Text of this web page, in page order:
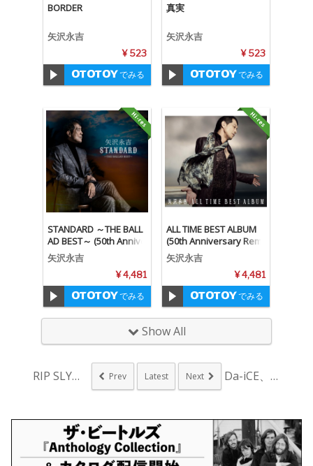
BORDER
矢沢永吉
¥ 523
でみる
真実
矢沢永吉
¥ 523
でみる
STANDARD ～THE BALL
AD BEST～ (50th Annive
rsary Remastered)
矢沢永吉
¥ 4,481
でみる
ALL TIME BEST ALBUM
(50th Anniversary Rem
astered)
矢沢永吉
¥ 4,481
でみる
Show All
RIP SLYME、... Prev Latest Next Da-iCE、フルオ...